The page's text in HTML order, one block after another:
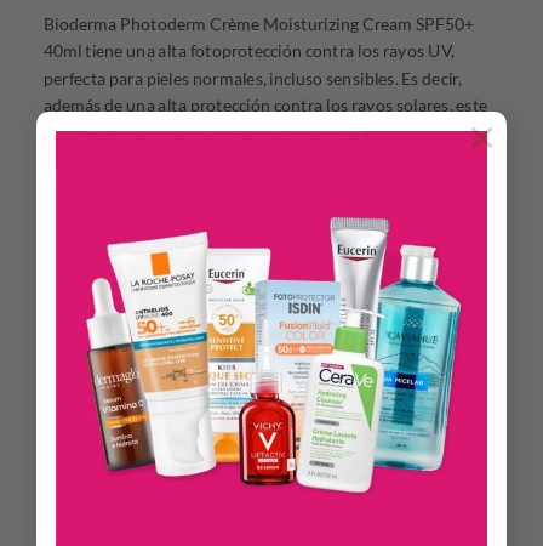
×
Bioderma Photoderm Crème Moisturizing Cream SPF50+
40ml tiene una alta fotoprotección contra los rayos UV,
perfecta para pieles normales, incluso sensibles. Es decir,
además de una alta protección contra los rayos solares, este
protector solar también aporta un plus de hidratación a la
sus niveles de hidratación equilibrados y saludables. Además,
se evita cualquier sensación de incomodidad ya que la piel se
vuelve más suave, tersa y confortable. Además de todo esto,
este protector solar también cuenta con pigmentos de color
que acaban unificando toda la tez, dejándola muy luminosa y
radiante durante mucho tiempo. Como plus, no es
comedogénico, no pegajoso y no graso, y también es
altamente resistente al agua, al calor y a la alta humedad.